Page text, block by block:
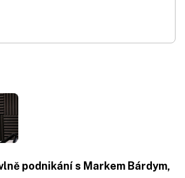
podnikání s Markem Bárdym,